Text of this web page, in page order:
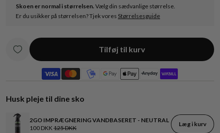
Skoen er normal i størrelsen. Vælg din sædvanlige størrelse.
Er du usikker på størrelsen? Tjek vores Størrelsesguide
Tilføj til kurv
Husk pleje til dine sko
2GO IMPRÆGNERING VANDBASERET - NEUTRAL
100 DKK125 DKK
Læg i kurv